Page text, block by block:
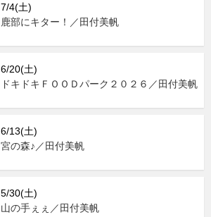
7/4(土)
鹿部にキター！／田付美帆
6/20(土)
ドキドキＦＯＯＤパーク２０２６／田付美帆
6/13(土)
宮の森♪／田付美帆
5/30(土)
山の手ぇぇ／田付美帆